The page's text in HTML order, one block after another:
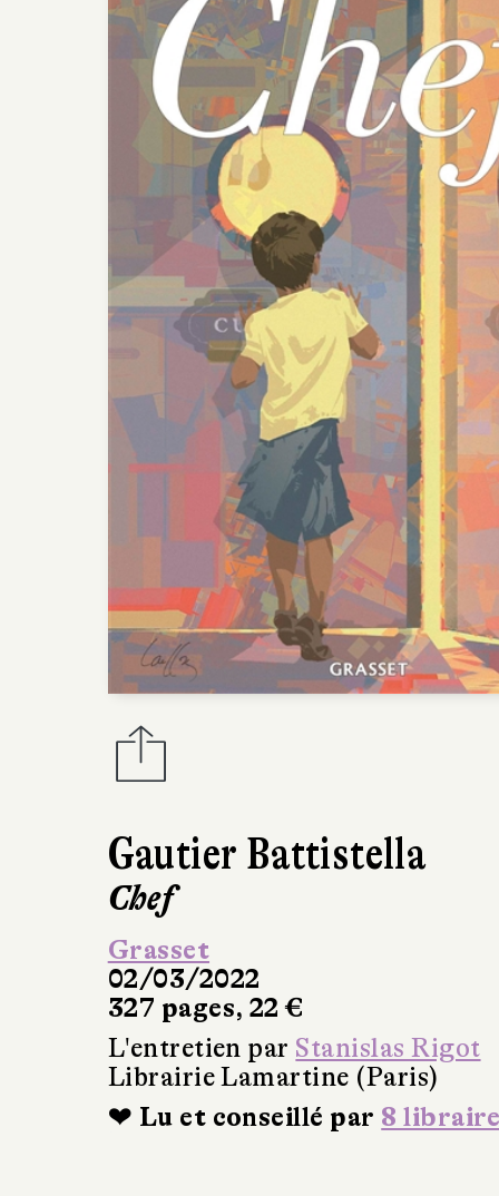
Gautier Battistella
Chef
Grasset
02/03/2022
327 pages, 22 €
L'entretien par Stanislas Rigot
Librairie Lamartine (Paris)
❤ Lu et conseillé par 8